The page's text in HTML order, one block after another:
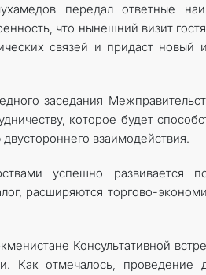
передал ответные
что нынешний визит
связей и придаст новый
заседания
которое будет
взаимодействия.
успешно развивается
расширяются торгово-
Консультативной
Как отмечалось, проведение